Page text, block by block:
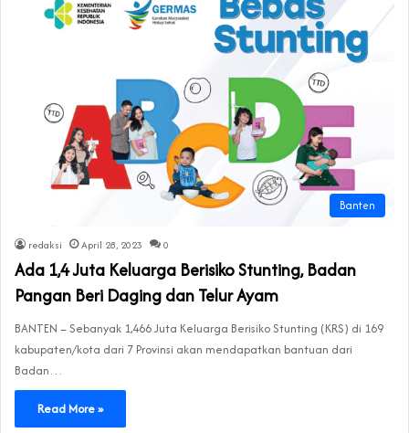
Banten
redaksi April 28, 2023 0
Ada 1,4 Juta Keluarga Berisiko Stunting, Badan
Pangan Beri Daging dan Telur Ayam
BANTEN – Sebanyak 1,466 Juta Keluarga Berisiko Stunting (KRS) di 169
kabupaten/kota dari 7 Provinsi akan mendapatkan bantuan dari
Badan…
Read More »